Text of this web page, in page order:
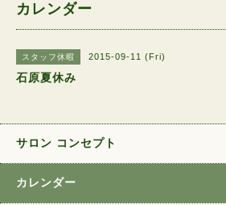
カレンダー
スタッフ休暇 2015-09-11 (Fri)
石原夏休み
サロン コンセプト
カレンダー